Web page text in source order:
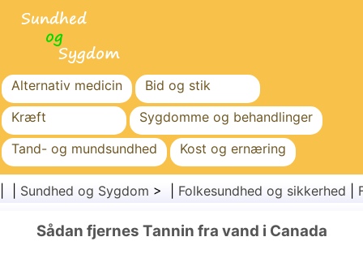
Alternativ medicin
Bid og stik
Kræft
Sygdomme og behandlinger
Tand- og mundsundhed
Kost og ernæring
Familiesundhed
Sundhedssektoren
Kirurgi og procedurer
Sundhed og Sygdom > | Folkesundhed og sikkerhed
Sådan fjernes Tannin fra vand i Canada